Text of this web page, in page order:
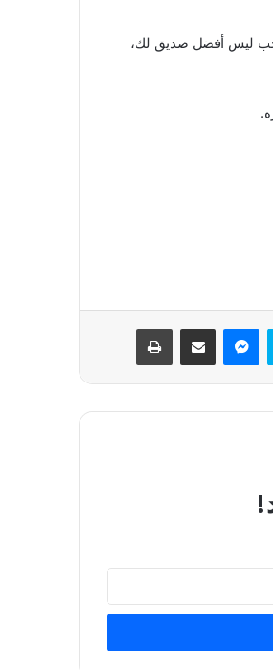
تحب ليس أفضل صديق لك،
سكايب ماسنجر مشاركة عبر البريد طباعة